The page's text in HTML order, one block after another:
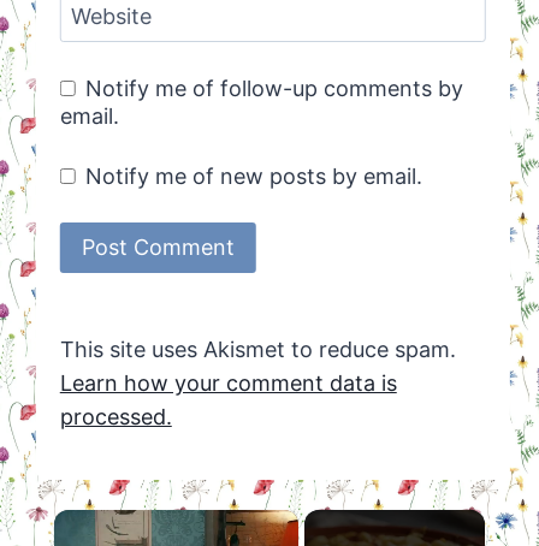
Website
Notify me of follow-up comments by
email.
Notify me of new posts by email.
This site uses Akismet to reduce spam.
Learn how your comment data is
processed.
×